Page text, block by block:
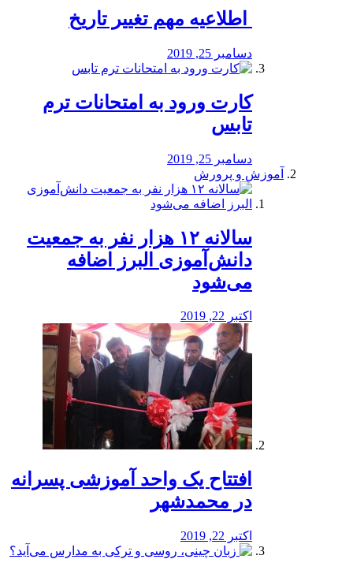
️ اطلاعیه مهم تغییر تاریخ
دسامبر 25, 2019
کارت ورود به امتحانات ترم
تابس
دسامبر 25, 2019
آموزش و پرورش
️سالانه ۱۲ هزار نفر به جمعیت
دانش‌آموزی البرز اضافه
می‌شود
اکتبر 22, 2019
افتتاح یک واحد آموزشی پسرانه
در محمدشهر
اکتبر 22, 2019